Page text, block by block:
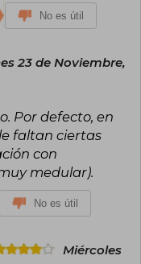
No es útil
23 de Noviembre,
Por defecto, en
faltan ciertas
con
medular).
No es útil
Miércoles